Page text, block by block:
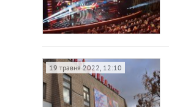
19 травня 2022, 12:10